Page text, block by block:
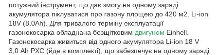
потужний інструмент, що дає змогу на одному заряді
акумулятора піклуватися про газону площею до 420 м2. Li-ion
18V (8,0Аh). Для тривалого терміну експлуатації
газонокосарка обладнана безщітковим двигуном Einhell.
Газонокосарка живиться від одного акумулятора Li-ion 18 V
3,0 Аh PXC (йде в комплекті), що забезпечує на одному заряді